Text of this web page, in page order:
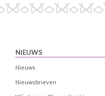
NIEUWS
Nieuws
Nieuwsbrieven